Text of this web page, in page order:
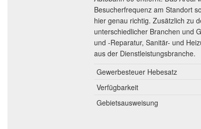
Besucherfrequenz am Standort
hier genau richtig. Zusätzlich zu
unterschiedlicher Branchen und
und -Reparatur, Sanitär- und
aus der Dienstleistungsbranche.
Gewerbesteuer Hebesatz
Verfügbarkeit
Gebietsausweisung